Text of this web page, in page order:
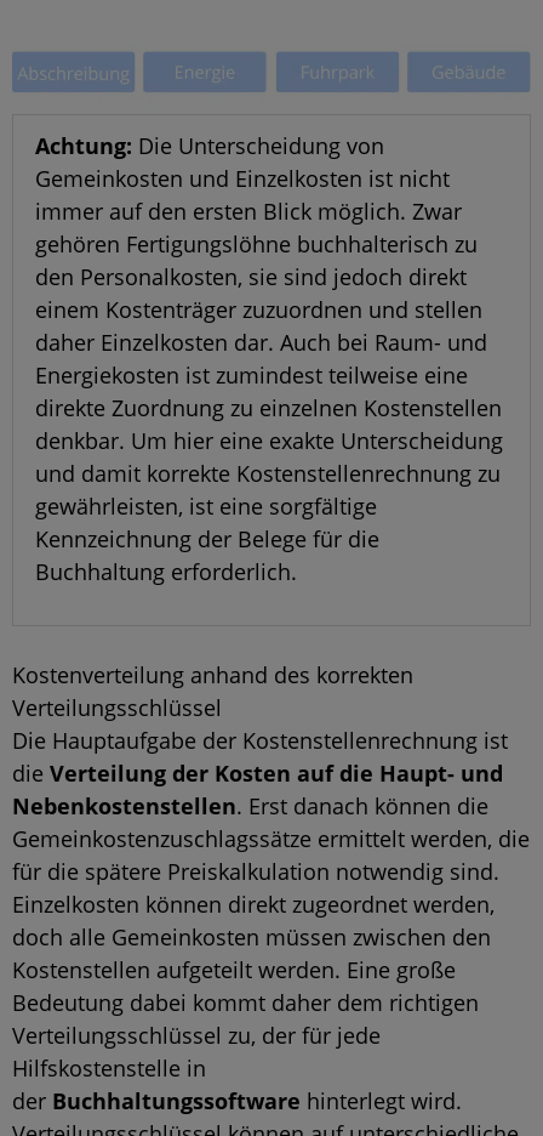
Achtung: Die Unterscheidung von
Gemeinkosten und Einzelkosten ist nicht
immer auf den ersten Blick möglich. Zwar
gehören Fertigungslöhne buchhalterisch zu
den Personalkosten, sie sind jedoch direkt
einem Kostenträger zuzuordnen und stellen
daher Einzelkosten dar. Auch bei Raum- und
Energiekosten ist zumindest teilweise eine
direkte Zuordnung zu einzelnen Kostenstellen
denkbar. Um hier eine exakte Unterscheidung
und damit korrekte Kostenstellenrechnung zu
gewährleisten, ist eine sorgfältige
Kennzeichnung der Belege für die
Buchhaltung erforderlich.
Kostenverteilung anhand des korrekten
Verteilungsschlüssel
Die Hauptaufgabe der Kostenstellenrechnung ist
die Verteilung der Kosten auf die Haupt- und
Nebenkostenstellen. Erst danach können die
Gemeinkostenzuschlagssätze ermittelt werden, die
für die spätere Preiskalkulation notwendig sind.
Einzelkosten können direkt zugeordnet werden,
doch alle Gemeinkosten müssen zwischen den
Kostenstellen aufgeteilt werden. Eine große
Bedeutung dabei kommt daher dem richtigen
Verteilungsschlüssel zu, der für jede
Hilfskostenstelle in
der Buchhaltungssoftware hinterlegt wird.